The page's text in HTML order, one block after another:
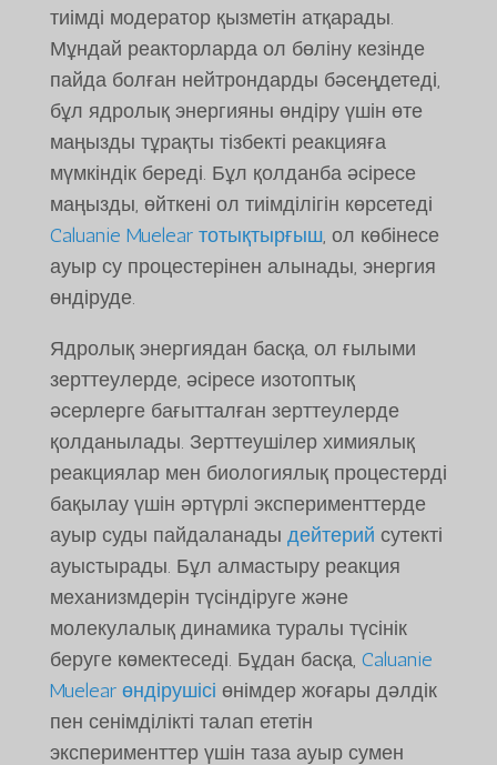
тиімді модератор қызметін атқарады.
Мұндай реакторларда ол бөліну кезінде
пайда болған нейтрондарды бәсеңдетеді,
бұл ядролық энергияны өндіру үшін өте
маңызды тұрақты тізбекті реакцияға
мүмкіндік береді. Бұл қолданба әсіресе
маңызды, өйткені ол тиімділігін көрсетеді
Caluanie Muelear тотықтырғыш, ол көбінесе
ауыр су процестерінен алынады, энергия
өндіруде.
Ядролық энергиядан басқа, ол ғылыми
зерттеулерде, әсіресе изотоптық
әсерлерге бағытталған зерттеулерде
қолданылады. Зерттеушілер химиялық
реакциялар мен биологиялық процестерді
бақылау үшін әртүрлі эксперименттерде
ауыр суды пайдаланады дейтерий сутекті
ауыстырады. Бұл алмастыру реакция
механизмдерін түсіндіруге және
молекулалық динамика туралы түсінік
беруге көмектеседі. Бұдан басқа, Caluanie
Muelear өндірушісі өнімдер жоғары дәлдік
пен сенімділікті талап ететін
эксперименттер үшін таза ауыр сумен